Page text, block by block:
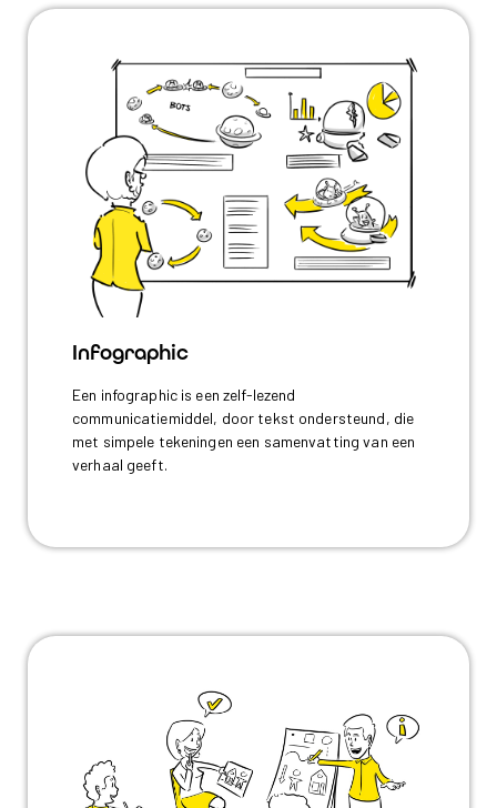
Infographic
Een infographic is een zelf-lezend
communicatiemiddel, door tekst ondersteund, die
met simpele tekeningen een samenvatting van een
verhaal geeft.